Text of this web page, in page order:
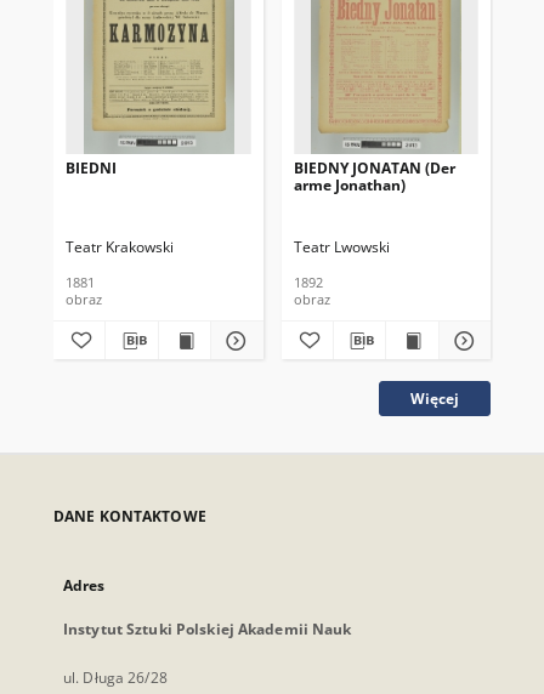
BIEDNI
Teatr Krakowski
1881
obraz
BIEDNY JONATAN (Der
arme Jonathan)
Teatr Lwowski
1892
obraz
Więcej
DANE KONTAKTOWE
Adres
Instytut Sztuki Polskiej Akademii Nauk
ul. Długa 26/28